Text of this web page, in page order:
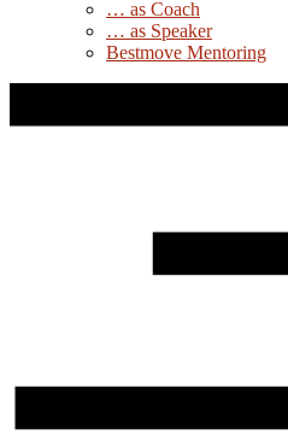
… as Coach
… as Speaker
Bestmove Mentoring